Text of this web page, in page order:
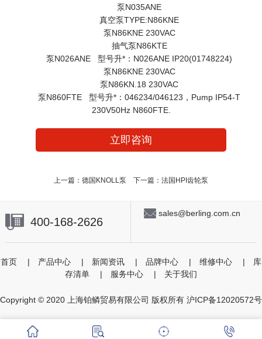
泵N035ANE
真空泵TYPE:N86KNE
泵N86KNE 230VAC
抽气泵N86KTE
泵N026ANE 型号升*：N026ANE IP20(01748224)
泵N86KNE 230VAC
泵N86KN.18 230VAC
泵N860FTE 型号升*：046234/046123，Pump IP54-T
230V50Hz N860FTE.
立即咨询
上一篇： 德国KNOLL泵 下一篇： 法国HPI齿轮泵
400-168-2626
sales@berling.com.cn
首页 | 产品中心 | 新闻资讯 | 品牌中心 | 维修中心 | 库
存清单 | 服务中心 | 关于我们
Copyright © 2020 上海铂鳞贸易有限公司 版权所有 沪ICP备12020572号